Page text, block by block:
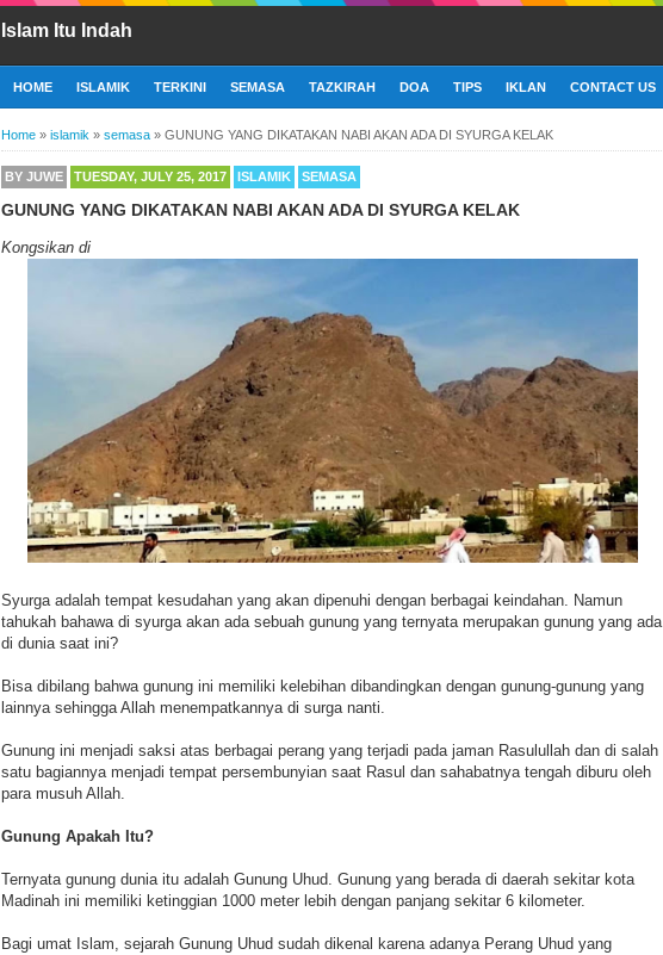
Islam Itu Indah
HOME ISLAMIK TERKINI SEMASA TAZKIRAH DOA TIPS IKLAN CONTACT US
Home » islamik » semasa » GUNUNG YANG DIKATAKAN NABI AKAN ADA DI SYURGA KELAK
BY JUWE TUESDAY, JULY 25, 2017 ISLAMIK SEMASA
GUNUNG YANG DIKATAKAN NABI AKAN ADA DI SYURGA KELAK
Kongsikan di
Syurga adalah tempat kesudahan yang akan dipenuhi dengan berbagai keindahan. Namun
tahukah bahawa di syurga akan ada sebuah gunung yang ternyata merupakan gunung yang ada
di dunia saat ini?
Bisa dibilang bahwa gunung ini memiliki kelebihan dibandingkan dengan gunung-gunung yang
lainnya sehingga Allah menempatkannya di surga nanti.
Gunung ini menjadi saksi atas berbagai perang yang terjadi pada jaman Rasulullah dan di salah
satu bagiannya menjadi tempat persembunyian saat Rasul dan sahabatnya tengah diburu oleh
para musuh Allah.
Gunung Apakah Itu?
Ternyata gunung dunia itu adalah Gunung Uhud. Gunung yang berada di daerah sekitar kota
Madinah ini memiliki ketinggian 1000 meter lebih dengan panjang sekitar 6 kilometer.
Bagi umat Islam, sejarah Gunung Uhud sudah dikenal karena adanya Perang Uhud yang